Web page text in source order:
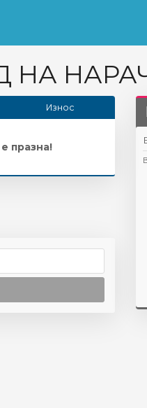
НА
Износ
празна!